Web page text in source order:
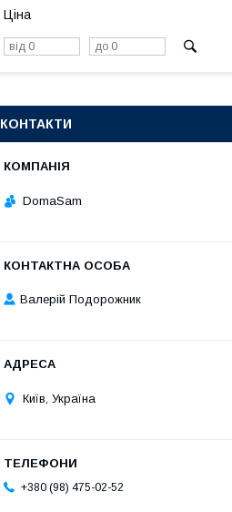
Ціна
КОНТАКТИ
DomaSam
Валерій Подорожник
Київ, Україна
+380 (98) 475-02-52